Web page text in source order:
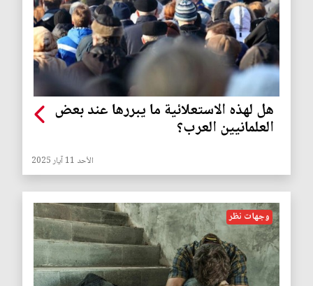
هل لهذه الاستعلائية ما يبررها عند بعض
العلمانيين العرب؟
الأحد 11 آيار 2025
وجهات نظر